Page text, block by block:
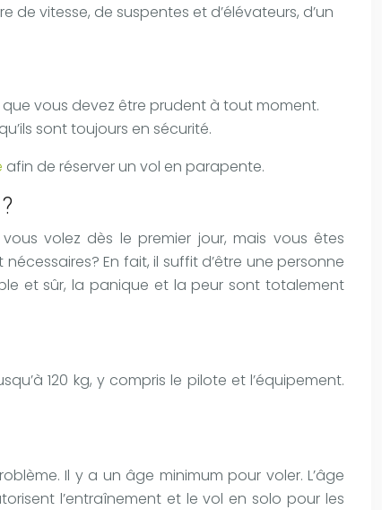
de vitesse, de suspentes et d’élévateurs, d’un
vous devez être prudent à tout moment.
sont toujours en sécurité.
afin de réserver un vol en parapente.
volez dès le premier jour, mais vous êtes
En fait, il suffit d’être une personne
et sûr, la panique et la peur sont totalement
120 kg, y compris le pilote et l’équipement.
Il y a un âge minimum pour voler. L’âge
l’entraînement et le vol en solo pour les